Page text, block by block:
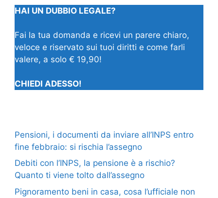
HAI UN DUBBIO LEGALE?
Fai la tua domanda e ricevi un parere chiaro,
veloce e riservato sui tuoi diritti e come farli
valere, a solo € 19,90!
CHIEDI ADESSO!
Pensioni, i documenti da inviare all’INPS entro
fine febbraio: si rischia l’assegno
Debiti con l’INPS, la pensione è a rischio?
Quanto ti viene tolto dall’assegno
Pignoramento beni in casa, cosa l’ufficiale non